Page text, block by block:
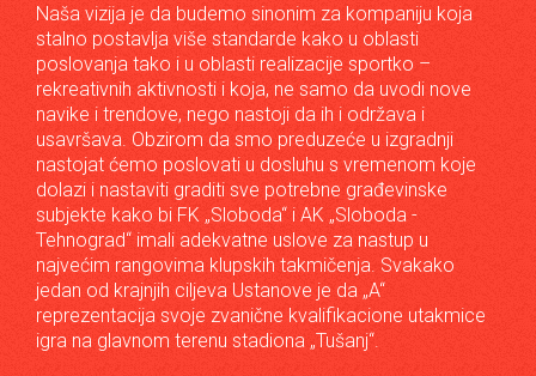
Naša vizija je da budemo sinonim za kompaniju koja
stalno postavlja više standarde kako u oblasti
poslovanja tako i u oblasti realizacije sportko –
rekreativnih aktivnosti i koja, ne samo da uvodi nove
navike i trendove, nego nastoji da ih i održava i
usavršava. Obzirom da smo preduzeće u izgradnji
nastojat ćemo poslovati u dosluhu s vremenom koje
dolazi i nastaviti graditi sve potrebne građevinske
subjekte kako bi FK „Sloboda“ i AK „Sloboda -
Tehnograd“ imali adekvatne uslove za nastup u
najvećim rangovima klupskih takmičenja. Svakako
jedan od krajnjih ciljeva Ustanove je da „A“
reprezentacija svoje zvanične kvalifikacione utakmice
igra na glavnom terenu stadiona „Tušanj“.